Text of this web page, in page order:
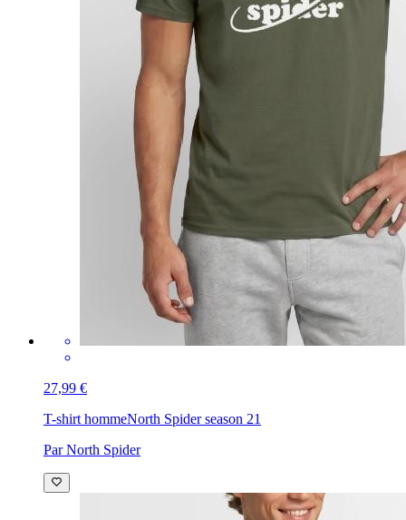
27,99 €
T-shirt hommeNorth Spider season 21
Par North Spider